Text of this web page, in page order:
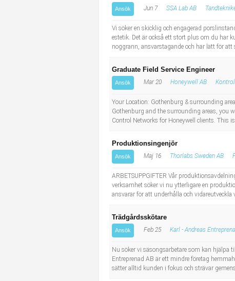
Ansök Jun 7 SSA Lab AB
Vi söker en skicklig och engagerad
estetik. Det är också ett stort plus om du har
noggrann, ansvarstagande och har lätt för att
Graduate Field Service Engineer
Ansök Mar 20 Honeywell AB
Your Location: Gothenburg & surrounding
Gothenburg and the surrounding areas, you
Control Networks for Honeywell clients. This
Produktionsingenjör
Ansök Maj 16 Thorlabs Sweden AB
ARBETSUPPGIFTER Vår
verksamhet söker vi nu ytterligare en
ansvarar för att underhålla och
Trädgårdsskötare
Ansök Feb 25 Karl - Andreas
Nu söker vi säsongsarbetare som kan hjälpa
Entreprenad AB är ett mindre företag
sätter alltid kunden i fokus och strävar